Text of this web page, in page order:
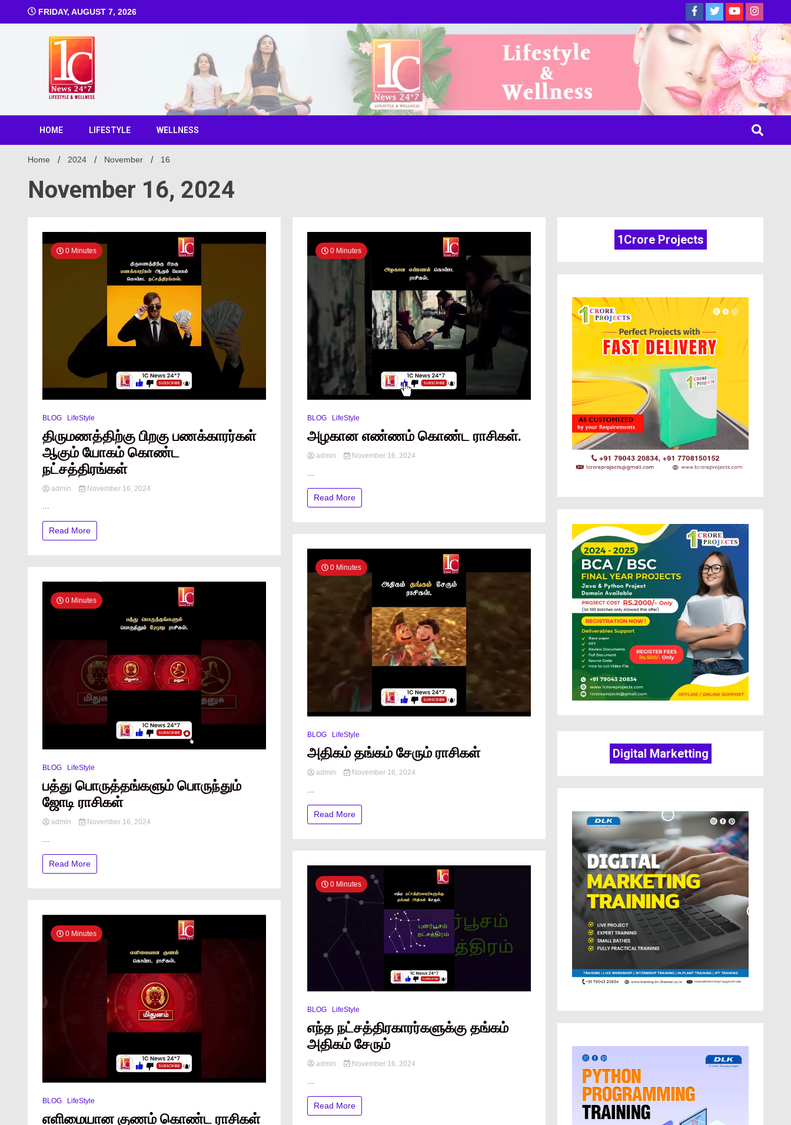
FRIDAY, AUGUST 7, 2026
1C News Online
HOME LIFESTYLE WELLNESS
Home 2024 November 16
November 16, 2024
0 Minutes
BLOG LifeStyle
திருமணத்திற்கு பிறகு பணக்காரர்கள்
ஆகும் யோகம் கொண்ட
நட்சத்திரங்கள்
admin November 16, 2024
Read More
0 Minutes
BLOG LifeStyle
பத்து பொருத்தங்களும் பொருந்தும்
ஜோடி ராசிகள்
admin November 16, 2024
Read More
0 Minutes
BLOG LifeStyle
எளிமையான குணம் கொண்ட ராசிகள்
0 Minutes
BLOG LifeStyle
அழகான எண்ணம் கொண்ட ராசிகள்.
admin November 16, 2024
Read More
0 Minutes
BLOG LifeStyle
அதிகம் தங்கம் சேரும் ராசிகள்
admin November 16, 2024
Read More
0 Minutes
BLOG LifeStyle
எந்த நட்சத்திரகாரர்களுக்கு தங்கம்
அதிகம் சேரும்
admin November 16, 2024
Read More
1Crore Projects
Digital Marketting